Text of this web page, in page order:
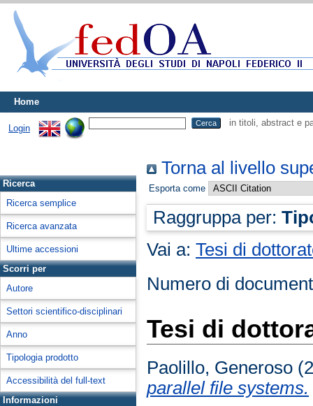
Home
Login
in titoli, abstract e
Ricerca
Ricerca semplice
Ricerca avanzata
Ultime accessioni
Scorri per
Autore
Settori scientifico-disciplinari
Anno
Tipologia prodotto
Accessibilità del full-text
Informazioni
Torna al livello
Esporta come
Raggruppa per:
Vai a:Tesi di
Numero di
Tesi di
Paolillo, Generoso
parallel file systems.